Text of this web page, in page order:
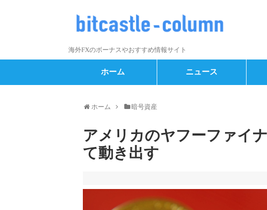
海外FXのボーナスやおすすめ情報サイト
ホーム ニュース
ホーム 暗号資産
アメリカのヤフーファイ
て動き出す